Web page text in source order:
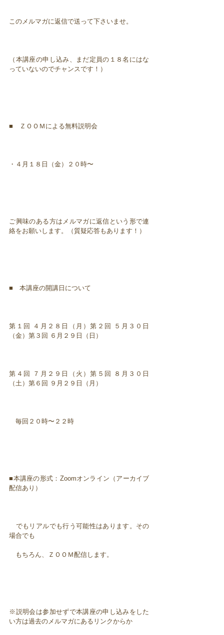
このメルマガに返信で送って下さいませ。
（本講座の申し込み、まだ定員の１８名にはな
っていないのでチャンスです！）
■ ＺＯＯＭによる無料説明会
・４月１８日（金）２０時〜
ご興味のある方はメルマガに返信という形で連
絡をお願いします。（質疑応答もあります！）
■ 本講座の開講日について
第１回 ４月２８日（月）第２回 ５月３０日
（金）第３回 ６月２９日（日）
第４回 ７月２９日（火）第５回 ８月３０日
（土）第６回 ９月２９日（月）
毎回２０時〜２２時
■本講座の形式：Zoomオンライン（アーカイブ
配信あり）
でもリアルでも行う可能性はあります。その
場合でも
もちろん、ＺＯＯＭ配信します。
※説明会は参加せずで本講座の申し込みをした
い方は過去のメルマガにあるリンクからか